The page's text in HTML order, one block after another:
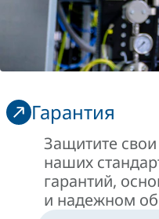
Гарантия
Защитите
наших
гарантий,
и надежном